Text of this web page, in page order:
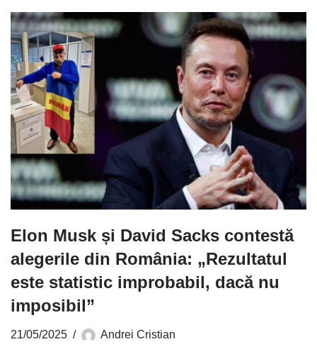
Elon Musk și David Sacks contestă
alegerile din România: „Rezultatul
este statistic improbabil, dacă nu
imposibil”
21/05/2025 Andrei Cristian